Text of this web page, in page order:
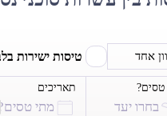
אחד טיסות ישירות
טסים?
בחרו יעד
תאריכים
מתי